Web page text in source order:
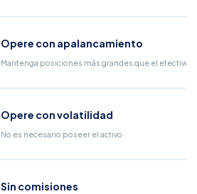
Opere con apalancamiento
Mantenga posiciones más grandes que el efectivo
Opere con volatilidad
No es necesario poseer el activo
Sin comisiones